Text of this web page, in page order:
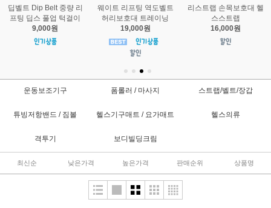
그리드 밸런스 폼롤러 61
cm / 33cm 트리거 포인트
근육통증 마사지
14,000원
그리드 밸런스 폼롤러 61
cm 트리거 포인트 근육통
증 마사지
29,000원
그리드 밸런스 폼롤러 33
cm 트리거 포인트 근육통
증 마사지
14,000원
운동보조기구 폼롤러 / 마사지 스트랩/벨트/장갑
튜빙저항밴드 / 짐볼 헬스기구매트 / 요가매트 헬스의류
격투기 보디빌딩크림
최신순 낮은가격 높은가격 판매순위 상품명